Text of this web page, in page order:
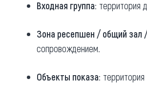
Входная группа: территория
Зона ресепшен / общий зал
сопровождением.
Объекты показа: